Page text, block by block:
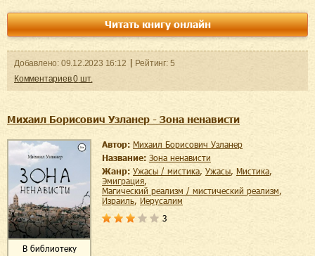
Читать книгу онлайн
Добавленo: 09.12.2023 16:12 Рейтинг: 5
Комментариев0 шт.
Михаил Борисович Узланер - Зона ненависти
В библиотеку
Автор:
Михаил Борисович Узланер
Название:
Зона ненависти
Жанр:
ужасы / мистика, ужасы, мистика,
эмиграция,
магический реализм / мистический реализм,
Израиль,
Иерусалим
3